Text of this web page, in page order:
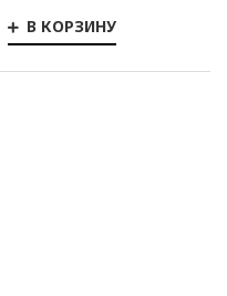
В КОРЗИНУ